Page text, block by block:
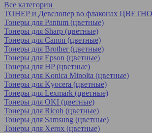
Все категории
ТОНЕР и Девелопер во флаконах
Тонеры для Pantum (цветные)
Тонеры для Sharp (цветные)
Тонеры для Canon (цветные)
Тонеры для Brother (цветные)
Тонеры для Epson (цветные)
Тонеры для HP (цветные)
Тонеры для Konica Minolta (цветные)
Тонеры для Kyocera (цветные)
Тонеры для Lexmark (цветные)
Тонеры для OKI (цветные)
Тонеры для Ricoh (цветные)
Тонеры для Samsung (цветные)
Тонеры для Xerox (цветные)